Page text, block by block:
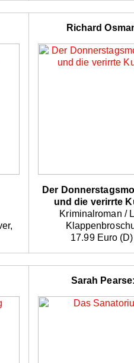
Richard
Der
und die verirrte
Kriminalroman /
17.99 Euro
Sarah